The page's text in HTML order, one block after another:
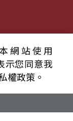
權所有
私權條款
網站使用
示您同意我
權政策。